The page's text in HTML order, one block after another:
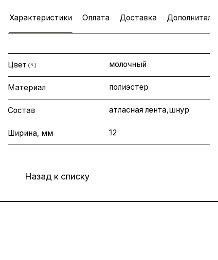
Характеристики Оплата Доставка
Цвет ? молочный
Материал полиэстер
Состав атласная лента,шнур
Ширина, мм 12
Назад к списку